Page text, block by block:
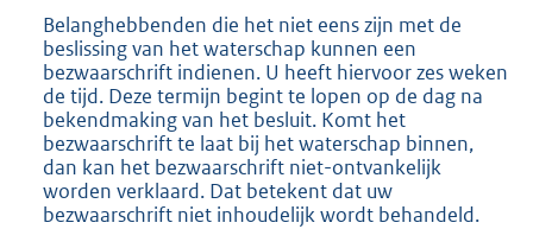
Belanghebbenden die het niet eens zijn met de
beslissing van het waterschap kunnen een
bezwaarschrift indienen. U heeft hiervoor zes weken
de tijd. Deze termijn begint te lopen op de dag na
bekendmaking van het besluit. Komt het
bezwaarschrift te laat bij het waterschap binnen,
dan kan het bezwaarschrift niet-ontvankelijk
worden verklaard. Dat betekent dat uw
bezwaarschrift niet inhoudelijk wordt behandeld.